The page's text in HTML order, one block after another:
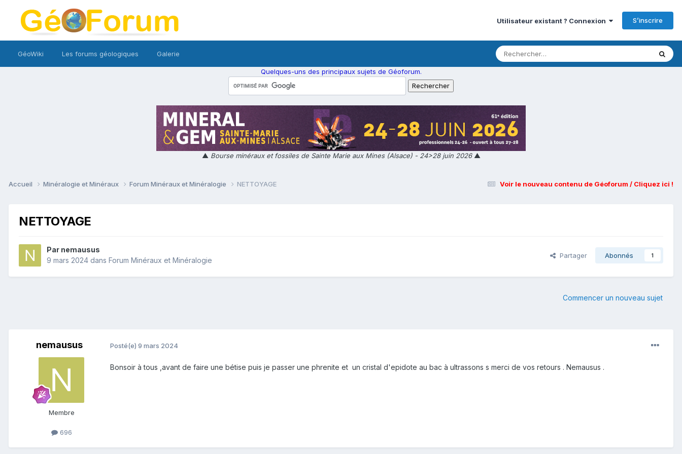
Utilisateur existant ? Connexion S’inscrire
GéoWiki Les forums géologiques Galerie
Quelques-uns des principaux sujets de Géoforum.
▲ Bourse minéraux et fossiles de Sainte Marie aux Mines (Alsace) - 24>28 juin 2026▲
Voir le nouveau contenu de Géoforum / Cliquez ici !
Accueil Minéralogie et Minéraux Forum Minéraux et Minéralogie NETTOYAGE
NETTOYAGE
Par nemausus
9 mars 2024 dans Forum Minéraux et Minéralogie
Partager Abonnés 1
Commencer un nouveau sujet
nemausus
Membre
696
Posté(e) 9 mars 2024
Bonsoir à tous ,avant de faire une bétise puis je passer une phrenite et un cristal d'epidote au bac à ultrassons s merci de vos retours . Nemausus .